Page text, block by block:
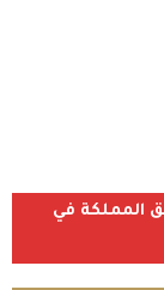
المملكة في